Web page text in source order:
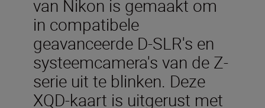
van Nikon is gemaakt om
in compatibele
geavanceerde D-SLR's en
systeemcamera's van de Z-
serie uit te blinken. Deze
XQD-kaart is uitgerust met